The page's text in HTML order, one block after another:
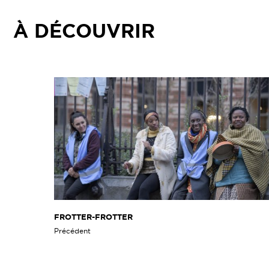
À DÉCOUVRIR
FROTTER-FROTTER
Précédent